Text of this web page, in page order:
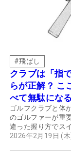
#飛ばし
クラブは「指
らが正解？ こ
べて無駄にな
ゴルフクラブと体
のゴルファーが重
違った握り方でス
2026年2月19日 (